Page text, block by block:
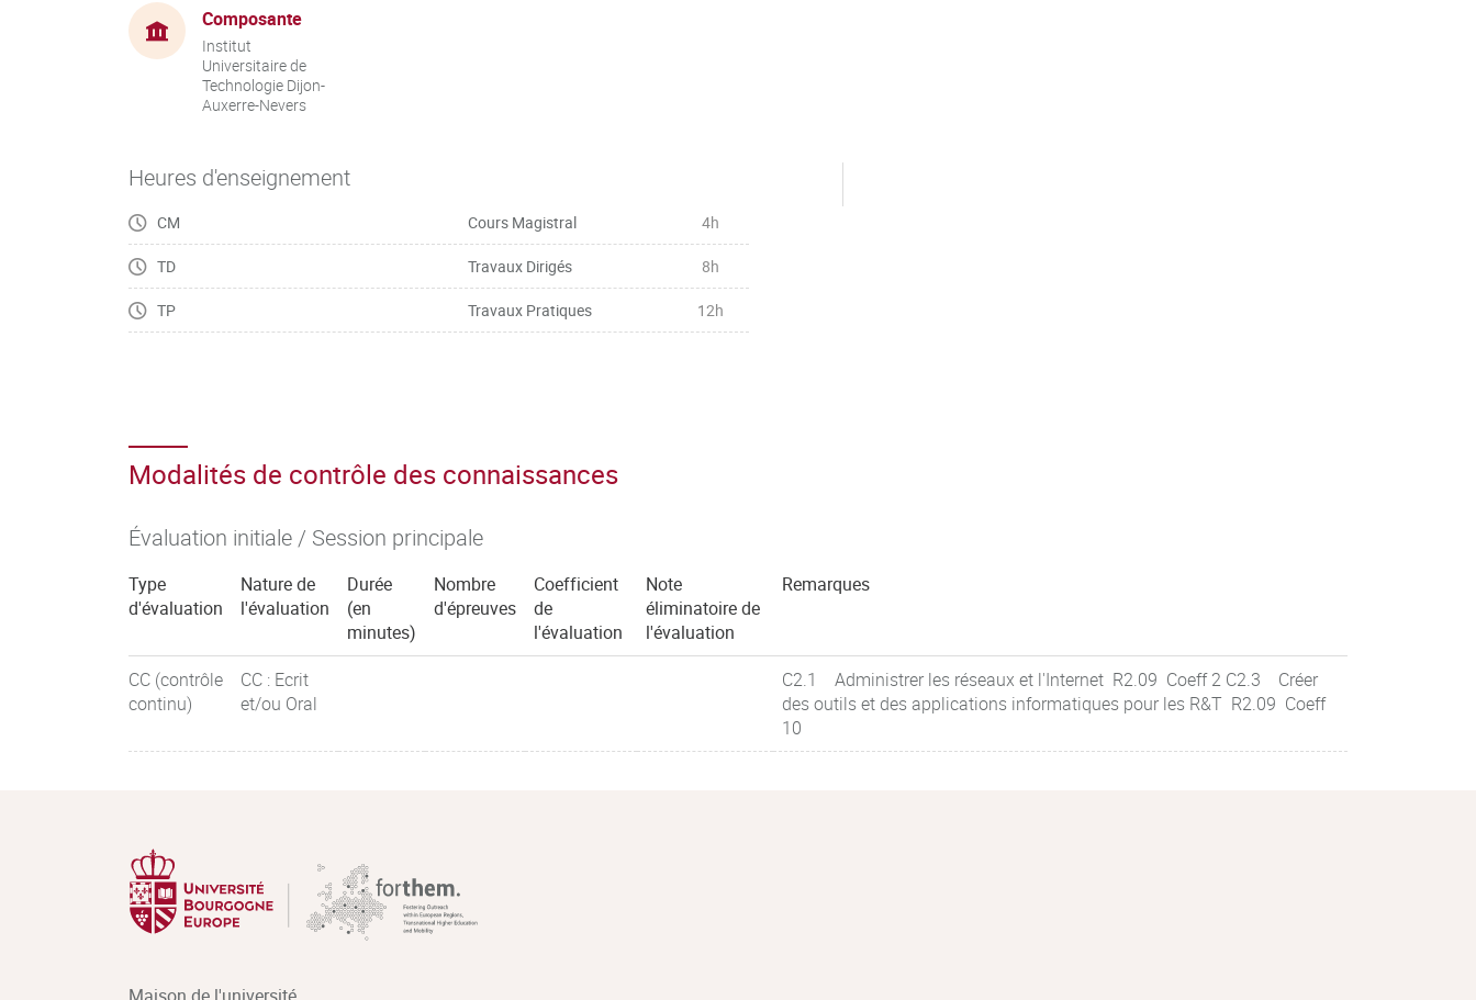
Composante
Institut
Universitaire de
Technologie Dijon-
Auxerre-Nevers
Heures d'enseignement
CM Cours Magistral 4h
TD Travaux Dirigés 8h
TP Travaux Pratiques 12h
Modalités de contrôle des connaissances
Évaluation initiale / Session principale
Type
d'évaluation
Nature de
l'évaluation
Durée
(en
minutes)
Nombre
d'épreuves
Coefficient
de
l'évaluation
Note
éliminatoire de
l'évaluation
Remarques
CC (contrôle
continu)
CC : Ecrit
et/ou Oral
C2.1 Administrer les réseaux et l'Internet R2.09 Coeff 2 C2.3 Créer
des outils et des applications informatiques pour les R&T R2.09 Coeff
10